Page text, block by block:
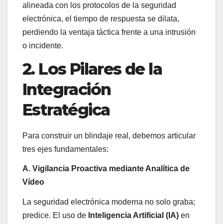
alineada con los protocolos de la seguridad
electrónica, el tiempo de respuesta se dilata,
perdiendo la ventaja táctica frente a una intrusión
o incidente.
2. Los Pilares de la
Integración
Estratégica
Para construir un blindaje real, debemos articular
tres ejes fundamentales:
A. Vigilancia Proactiva mediante Analítica de
Vídeo
La seguridad electrónica moderna no solo graba;
predice. El uso de Inteligencia Artificial (IA) en